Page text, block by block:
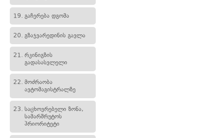
19. გაჩერება დგომა
20. გზაჯვარედინის გავლა
21. რკინიგზის
გადასასვლელი
22. მოძრაობა
ავტომაგისტრალზე
23. საცხოვრებელი ზონა,
სამარშრუტოს
პრიორიტეტი